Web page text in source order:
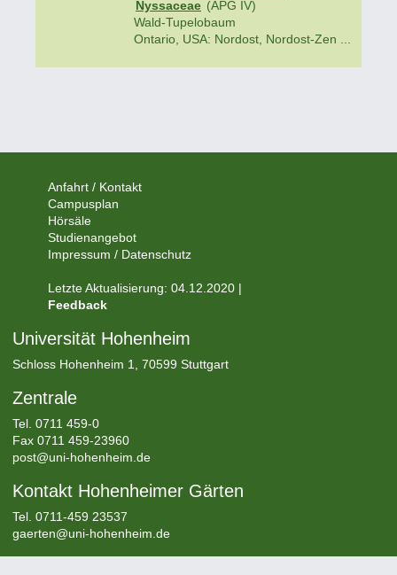
Nyssaceae (APG IV)
Wald-Tupelobaum
Ontario, USA: Nordost, Nordost-Zen ...
Anfahrt / Kontakt
Campusplan
Hörsäle
Studienangebot
Impressum / Datenschutz
Letzte Aktualisierung: 04.12.2020 |
Feedback
Universität Hohenheim
Schloss Hohenheim 1, 70599 Stuttgart
Zentrale
Tel. 0711 459-0
Fax 0711 459-23960
post@uni-hohenheim.de
Kontakt Hohenheimer Gärten
Tel. 0711-459 23537
gaerten@uni-hohenheim.de